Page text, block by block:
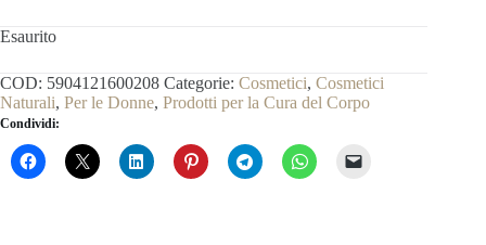
Esaurito
COD: 5904121600208 Categorie: Cosmetici, Cosmetici
Naturali, Per le Donne, Prodotti per la Cura del Corpo
Condividi: